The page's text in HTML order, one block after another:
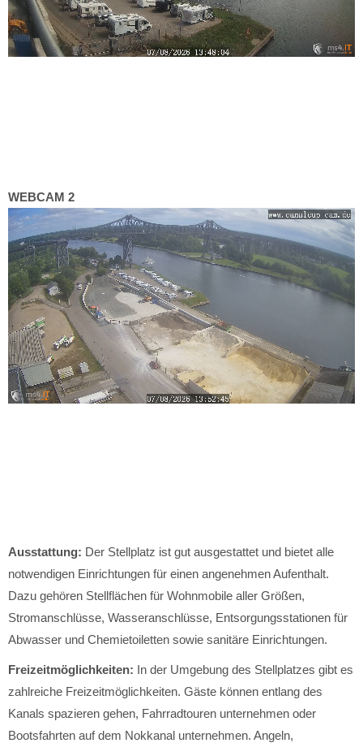
WEBCAM 2
Ausstattung: Der Stellplatz ist gut ausgestattet und bietet alle
notwendigen Einrichtungen für einen angenehmen Aufenthalt.
Dazu gehören Stellflächen für Wohnmobile aller Größen,
Stromanschlüsse, Wasseranschlüsse, Entsorgungsstationen für
Abwasser und Chemietoiletten sowie sanitäre Einrichtungen.
Freizeitmöglichkeiten: In der Umgebung des Stellplatzes gibt es
zahlreiche Freizeitmöglichkeiten. Gäste können entlang des
Kanals spazieren gehen, Fahrradtouren unternehmen oder
Bootsfahrten auf dem Nokkanal unternehmen. Angeln,